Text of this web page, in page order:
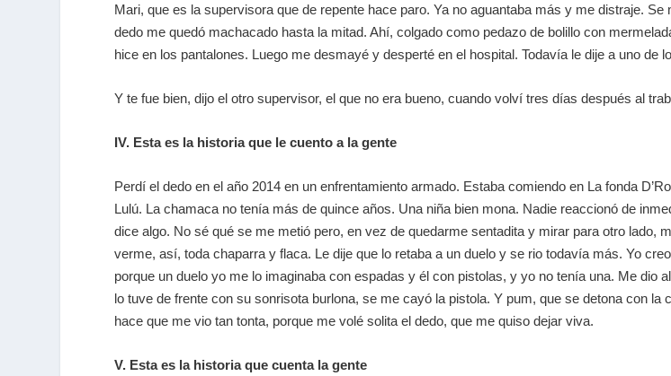
Mari, que es la supervisora que de repente hace paro. Ya no aguantaba más y me distraje.
dedo me quedó machacado hasta la mitad. Ahí, colgado como pedazo de bolillo con
hice en los pantalones. Luego me desmayé y desperté en el hospital. Todavía le dije a uno
Y te fue bien, dijo el otro supervisor, el que no era bueno, cuando volví tres días después al
IV. Esta es la historia que le cuento a la gente
Perdí el dedo en el año 2014 en un enfrentamiento armado. Estaba comiendo en La fonda
Lulú. La chamaca no tenía más de quince años. Una niña bien mona. Nadie reaccionó de
dice algo. No sé qué se me metió pero, en vez de quedarme sentadita y mirar para otro lado,
verme, así, toda chaparra y flaca. Le dije que lo retaba a un duelo y se rio todavía más. Yo
porque un duelo yo me lo imaginaba con espadas y él con pistolas, y yo no tenía una. Me dio
lo tuve de frente con su sonrisota burlona, se me cayó la pistola. Y pum, que se detona con
hace que me vio tan tonta, porque me volé solita el dedo, que me quiso dejar viva.
V. Esta es la historia que cuenta la gente